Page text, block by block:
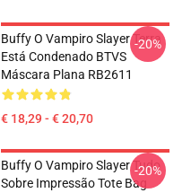
Buffy O Vampiro Slayer Terra
Está Condenado BTVS
Máscara Plana RB2611
€ 18,29 - € 20,70
-20%
Buffy O Vampiro Slayer Tudo
Sobre Impressão Tote Bag
-20%